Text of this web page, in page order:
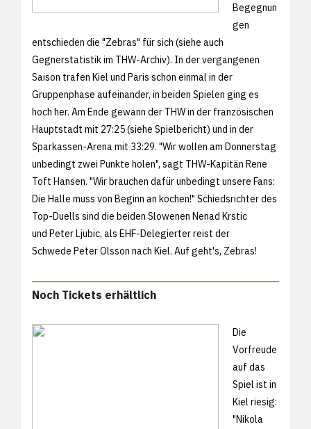
Begegnun
gen
entschieden die "Zebras" für sich (siehe auch
Gegnerstatistik im THW-Archiv). In der vergangenen
Saison trafen Kiel und Paris schon einmal in der
Gruppenphase aufeinander, in beiden Spielen ging es
hoch her. Am Ende gewann der THW in der französischen
Hauptstadt mit 27:25 (siehe Spielbericht) und in der
Sparkassen-Arena mit 33:29. "Wir wollen am Donnerstag
unbedingt zwei Punkte holen", sagt THW-Kapitän Rene
Toft Hansen. "Wir brauchen dafür unbedingt unsere Fans:
Die Halle muss von Beginn an kochen!" Schiedsrichter des
Top-Duells sind die beiden Slowenen Nenad Krstic
und Peter Ljubic, als EHF-Delegierter reist der
Schwede Peter Olsson nach Kiel. Auf geht's, Zebras!
Noch Tickets erhältlich
Die
Vorfreude
auf das
Spiel ist in
Kiel riesig:
"Nikola